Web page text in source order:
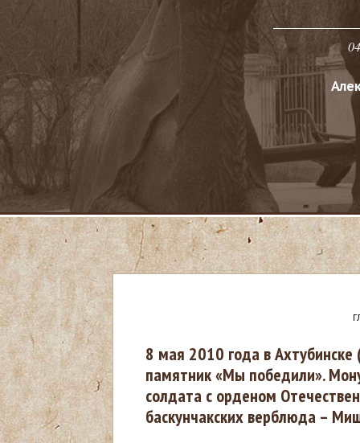
В
ы
з
8 мая 2010 года в Ахтубинске
памятник «Мы победили».
солдата с орденом
баскунчакских верблюда –